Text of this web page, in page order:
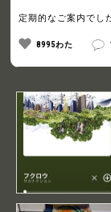
定期的なご案内でし
8995わた